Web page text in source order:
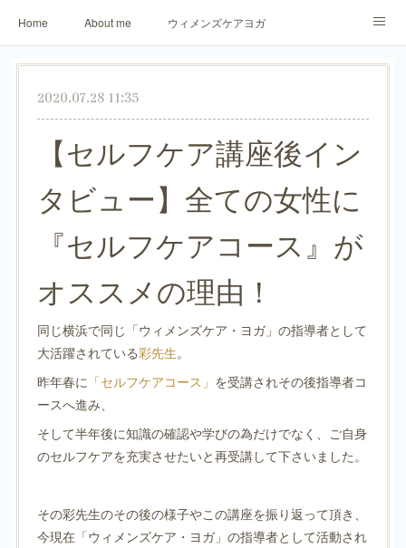
Home About me ウィメンズケアヨガ
アロマリラックスヨガ パーソナトレーニング
2020.07.28 11:35
【セルフケア講座後イン
タビュー】全ての女性に
『セルフケアコース』が
オススメの理由！
同じ横浜で同じ「ウィメンズケア・ヨガ」の指導者として
大活躍されている彩先生。
昨年春に 「セルフケアコース」 を受講されその後指導者コ
ースへ進み、
そして半年後に知識の確認や学びの為だけでなく、ご自身
のセルフケアを充実させたいと再受講して下さいました。
その彩先生のその後の様子やこの講座を振り返って頂き、
今現在「ウィメンズケア・ヨガ」の指導者として活動され